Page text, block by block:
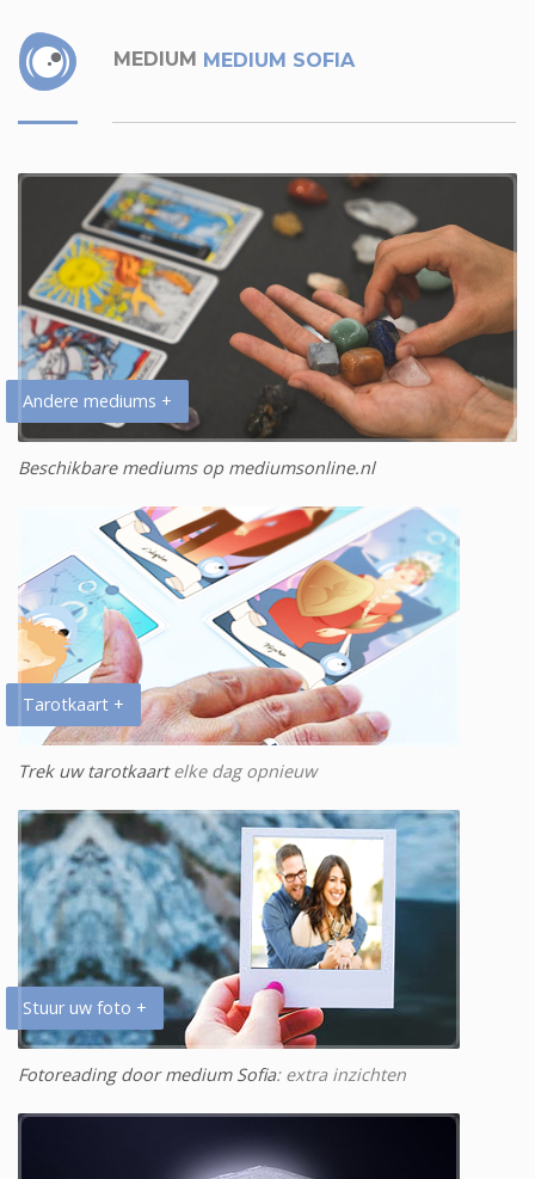
MEDIUM MEDIUM SOFIA
Andere mediums +
Beschikbare mediums op mediumsonline.nl
Tarotkaart +
Trek uw tarotkaartelke dag opnieuw
Stuur uw foto +
Fotoreading door medium Sofia: extra inzichten